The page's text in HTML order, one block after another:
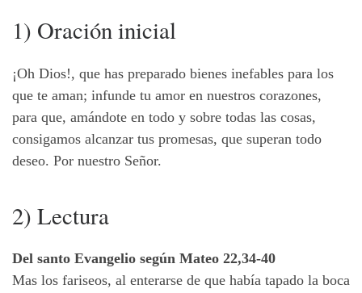
1) Oración inicial
¡Oh Dios!, que has preparado bienes inefables para los
que te aman; infunde tu amor en nuestros corazones,
para que, amándote en todo y sobre todas las cosas,
consigamos alcanzar tus promesas, que superan todo
deseo. Por nuestro Señor.
2) Lectura
Del santo Evangelio según Mateo 22,34-40
Mas los fariseos, al enterarse de que había tapado la boca